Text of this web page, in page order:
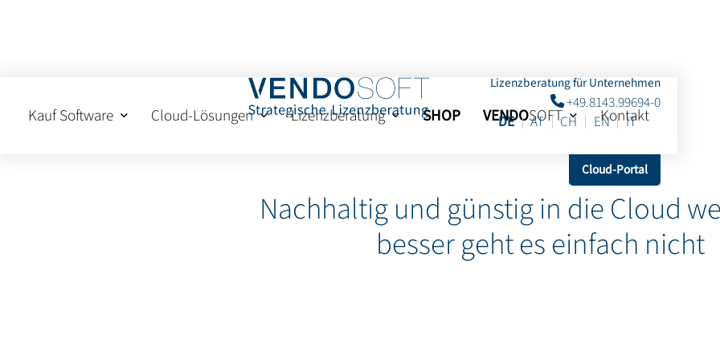
Kauf Software Cloud-Lösungen Lizenzberatung SHOP VENDOSOFT Kontakt
Lizenzberatung für Unternehmen
+49.8143.99694-0
DE
AT CH EN IT
Cloud-Portal
Nachhaltig und günstig in die Cloud
besser geht es einfach nicht